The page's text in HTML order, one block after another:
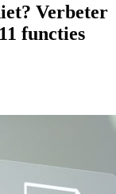
Verbeter
functies